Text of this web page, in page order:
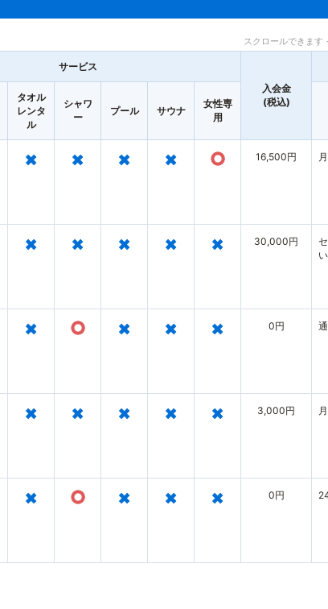
スクロールできま
サービス
入会金
(税込)
タオル
レンタ
ル
シャワ
ー
プール サウナ
女性専
用
× × × × ○ 16,500円
× × × × × 30,000円
× ○ × × × 0円
× × × × × 3,000円
× ○ × × × 0円